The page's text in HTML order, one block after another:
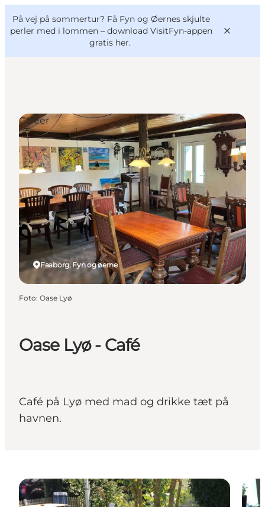
På vej på sommertur? Få Fyn og Øernes skjulte
perler med i lommen – download VisitFyn-appen
gratis her.
Oplevelser
Outdoor
Mad og drikke
Overnatning
Book lokale oplevelser
VisitFyn
Deutsch
Oase Lyø - Café
Café på Lyø med mad og drikke tæt på
havnen.
Faaborg, Fyn og øerne
Cafeer
Foto: Oase Lyø